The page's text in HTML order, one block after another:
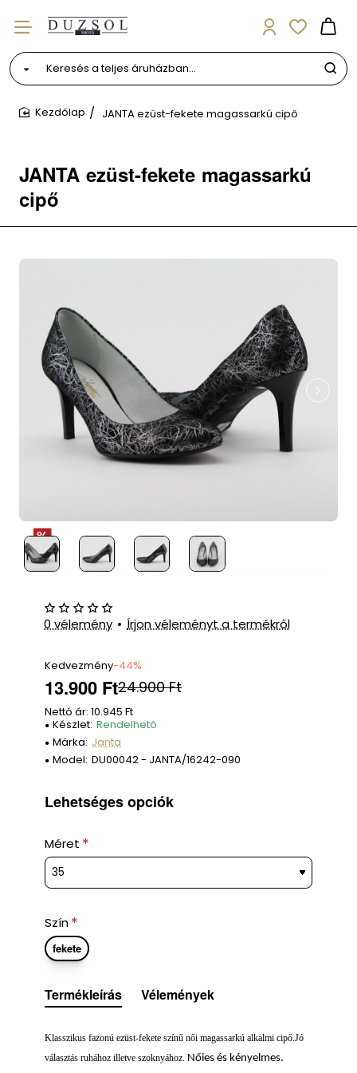
Keresés
teljes
áruházban...
JANTA ezüst-fekete magassarkú
cipő
JANTA ezüst-fekete magassarkú cipő
0 vélemény • Írjon véleményt a termékről
Kedvezmény-44%
13.900 Ft24.900 Ft
Nettó ár: 10.945 Ft
Készlet: Rendelhető
Márka: Janta
Model: DU00042 - JANTA/16242-090
Lehetséges opciók
Méret
Szín
fekete
Termékleírás Vélemények
Klasszikus fazonú ezüst-fekete színű női magassarkú alkalmi cipő.Jó
választás ruhához illetve szoknyához. Nőies és kényelmes.